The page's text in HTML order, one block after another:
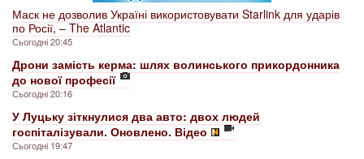
Маск не дозволив Україні використовувати Starlink для ударів
по Росії, – The Atlantic
Сьогодні 20:45
Дрони замість керма: шлях волинського прикордонника
до нової професії
Сьогодні 20:16
У Луцьку зіткнулися два авто: двох людей
госпіталізували. Оновлено. Відео
Сьогодні 19:47